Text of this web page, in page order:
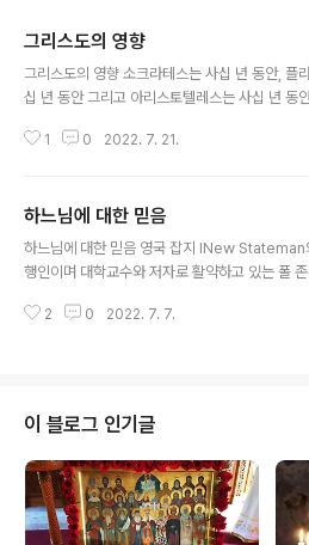
그리스도의 영향
그리스도의 영향 소크라테스는 사십 년 동안, 플
십 년 동안 그리고 아리스토텔레스는 사십 년 동
나 이 삼 년간의 그리스도의 가르침은 위의 세 사
는 않으셨다. 그러나 미켈란젤로, 레오나르도 다빈
고 라파엘로와 같은 작가들은 예수님의 인격과
영감을 받고 위대한 작품을 만들었다. 예수님께서
이 예수님에게서 영감을 받고 위대한 시를 썼다.
1 0 2022. 7. 21.
하느님에 대한 믿음
하느님에 대한 믿음 영국 잡지 INew Stateman
행인이며 대학교수와 저자로 활약하고 있는 폴
믿어야 하는 이유를 열거하고 있다. 그의 저서 '그
고 있다. 폴 존슨은 지적하기를, 1. 레닌은 혁명사
이념으로 정함으로써 하느님에 대한 믿음을 탄압
을 굶주림에 몰아넣고 대량 숙청하는 결과를 가
다. 2. 히틀러는 그리스도교 윤리 대신에 나치당의
대치함으로써 그 정책에 따라 살인 공장을 짓고
무고한 사람을 학살했다...
2 0 2022. 7. 7.
이 블로그 인기글